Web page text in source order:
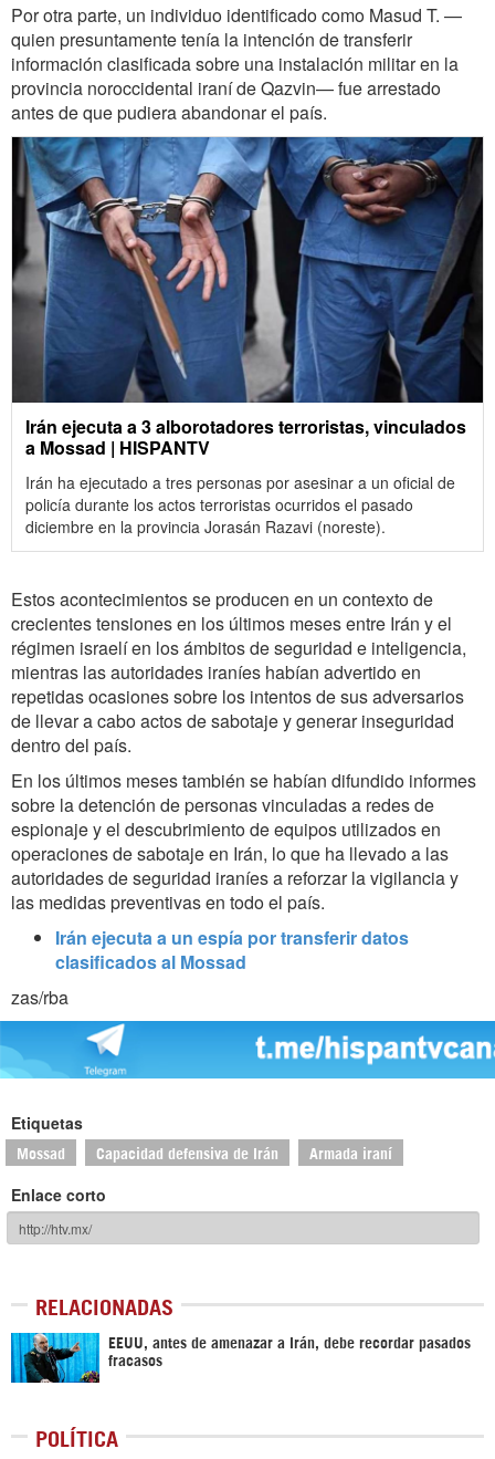
Por otra parte, un individuo identificado como Masud T. —
quien presuntamente tenía la intención de transferir
información clasificada sobre una instalación militar en la
provincia noroccidental iraní de Qazvin— fue arrestado
antes de que pudiera abandonar el país.
Irán ejecuta a 3 alborotadores terroristas, vinculados
a Mossad | HISPANTV
Irán ha ejecutado a tres personas por asesinar a un oficial de
policía durante los actos terroristas ocurridos el pasado
diciembre en la provincia Jorasán Razavi (noreste).
Estos acontecimientos se producen en un contexto de
crecientes tensiones en los últimos meses entre Irán y el
régimen israelí en los ámbitos de seguridad e inteligencia,
mientras las autoridades iraníes habían advertido en
repetidas ocasiones sobre los intentos de sus adversarios
de llevar a cabo actos de sabotaje y generar inseguridad
dentro del país.
En los últimos meses también se habían difundido informes
sobre la detención de personas vinculadas a redes de
espionaje y el descubrimiento de equipos utilizados en
operaciones de sabotaje en Irán, lo que ha llevado a las
autoridades de seguridad iraníes a reforzar la vigilancia y
las medidas preventivas en todo el país.
Irán ejecuta a un espía por transferir datos
clasificados al Mossad
zas/rba
Etiquetas
Mossad Capacidad defensiva de Irán Armada iraní
Enlace corto
RELACIONADAS
EEUU, antes de amenazar a Irán, debe recordar pasados
fracasos
POLÍTICA